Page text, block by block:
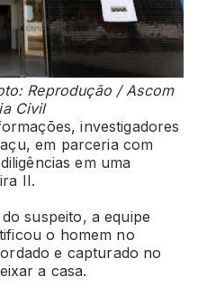
Reprodução / Ascom
Civil
investigadores
em parceria com
em uma
II.
suspeito, a equipe
o homem no
e capturado no
a casa.